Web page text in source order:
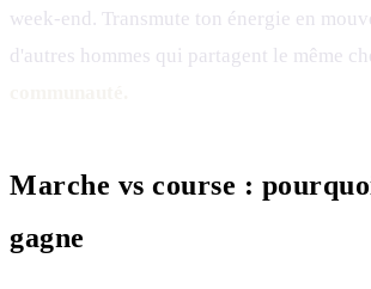
week-end. Transmute ton énergie en
d'autres hommes qui partagent le même
Marche vs course :
gagne